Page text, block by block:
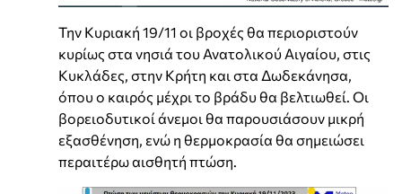
Την Κυριακή 19/11 οι βροχές θα περιοριστούν
κυρίως στα νησιά του Ανατολικού Αιγαίου, στις
Κυκλάδες, στην Κρήτη και στα Δωδεκάνησα,
όπου ο καιρός μέχρι το βράδυ θα βελτιωθεί. Οι
βορειοδυτικοί άνεμοι θα παρουσιάσουν μικρή
εξασθένηση, ενώ η θερμοκρασία θα σημειώσει
περαιτέρω αισθητή πτώση.